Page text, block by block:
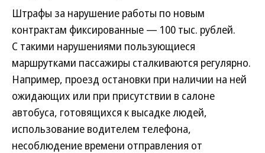
Штрафы за нарушение работы по новым
контрактам фиксированные — 100 тыс. рублей.
С такими нарушениями пользующиеся
маршрутками пассажиры сталкиваются регулярно.
Например, проезд остановки при наличии на ней
ожидающих или при присутствии в салоне
автобуса, готовящихся к высадке людей,
использование водителем телефона,
несоблюдение времени отправления от